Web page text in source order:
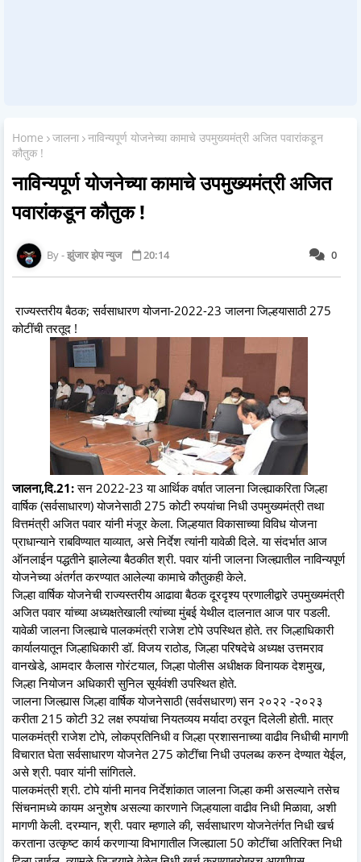
Home जालना नाविन्यपूर्ण योजनेच्या कामाचे उपमुख्यमंत्री अजित पवारांकडून
कौतुक !
नाविन्यपूर्ण योजनेच्या कामाचे उपमुख्यमंत्री अजित
पवारांकडून कौतुक !
0
झुंजार झेप न्युज 20:14
राज्यस्तरीय बैठक; सर्वसाधारण योजना-2022-23 जालना जिल्हयासाठी 275
कोटींची तरतूद !
जालना,दि.21:सन 2022-23 या आर्थिक वर्षात जालना जिल्ह्याकरिता जिल्हा
वार्षिक (सर्वसाधारण) योजनेसाठी 275 कोटी रुपयांचा निधी उपमुख्यमंत्री तथा
वित्तमंत्री अजित पवार यांनी मंजूर केला. जिल्हयात विकासाच्या विविध योजना
प्राधान्याने राबविण्यात याव्यात, असे निर्देश त्यांनी यावेळी दिले. या संदर्भात आज
ऑनलाईन पद्धतीने झालेल्या बैठकीत श्री. पवार यांनी जालना जिल्ह्यातील नाविन्यपूर्ण
योजनेच्या अंतर्गत करण्यात आलेल्या कामाचे कौतुकही केले.
जिल्हा वार्षिक योजनेची राज्यस्तरीय आढावा बैठक दूरदृश्य प्रणालीद्वारे उपमुख्यमंत्री
अजित पवार यांच्या अध्यक्षतेखाली त्यांच्या मुंबई येथील दालनात आज पार पडली.
यावेळी जालना जिल्ह्याचे पालकमंत्री राजेश टोपे उपस्थित होते. तर जिल्हाधिकारी
कार्यालयातून जिल्हाधिकारी डॉ. विजय राठोड, जिल्हा परिषदेचे अध्यक्ष उत्तमराव
वानखेडे, आमदार कैलास गोरंटयाल, जिल्हा पोलीस अधीक्षक विनायक देशमुख,
जिल्हा नियोजन अधिकारी सुनिल सूर्यवंशी उपस्थित होते.
जालना जिल्ह्यास जिल्हा वार्षिक योजनेसाठी (सर्वसधारण) सन २०२२ -२०२३
करीता 215 कोटी 32 लक्ष रुपयांचा नियतव्यय मर्यादा ठरवून दिलेली होती. मात्र
पालकमंत्री राजेश टोपे, लोकप्रतिनिधी व जिल्हा प्रशासनाच्या वाढीव निधीची मागणी
विचारात घेता सर्वसाधारण योजनेत 275 कोटींचा निधी उपलब्ध करुन देण्यात येईल,
असे श्री. पवार यांनी सांगितले.
पालकमंत्री श्री. टोपे यांनी मानव निर्देशांकात जालना जिल्हा कमी असल्याने तसेच
सिंचनामध्ये कायम अनुशेष असल्या कारणाने जिल्हयाला वाढीव निधी मिळावा, अशी
मागणी केली. दरम्यान‍, श्री. पवार म्हणाले की, सर्वसाधारण योजनेतंर्गत निधी खर्च
करताना उत्कृष्ट कार्य करणाऱ्या विभागातील जिल्ह्याला 50 कोटींचा अतिरिक्त निधी